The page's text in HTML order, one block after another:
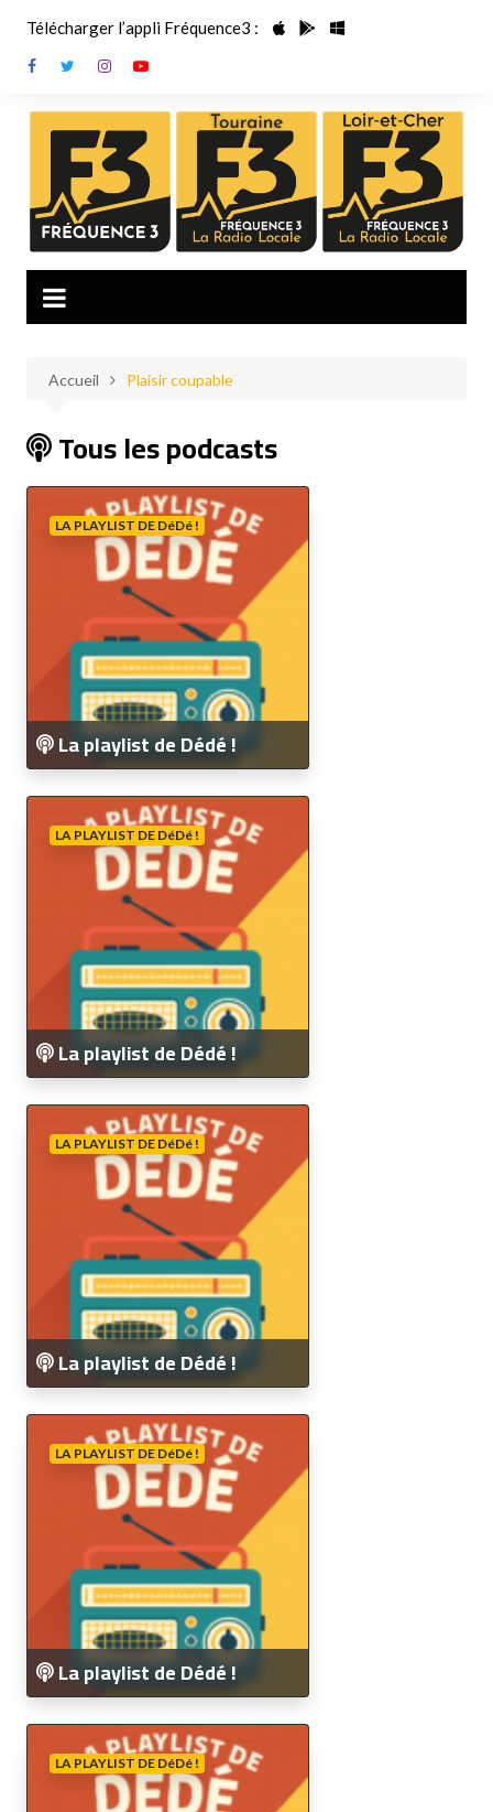
contenu
Télécharger l’appli Fréquence3 :
Accueil Plaisir coupable
Tous les podcasts
LA PLAYLIST DE DéDé !
La playlist de Dédé !
LA PLAYLIST DE DéDé !
La playlist de Dédé !
LA PLAYLIST DE DéDé !
La playlist de Dédé !
LA PLAYLIST DE DéDé !
La playlist de Dédé !
LA PLAYLIST DE DéDé !